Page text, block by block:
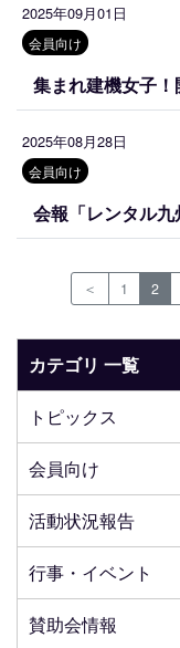
2025年09月01日
会員向け
集まれ建機女子
2025年08月28日
会員向け
会報「レンタル
＜ 1 2
カテゴリ 一覧
トピックス
会員向け
活動状況報告
行事・イベント
賛助会情報